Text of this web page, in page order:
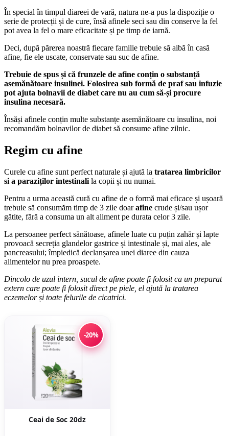
În special în timpul diareei de vară, natura ne-a pus la dispoziție o
serie de protecții și de cure, însă afinele seci sau din conserve la fel
pot avea la fel o mare eficacitate și pe timp de iarnă.
Deci, după părerea noastră fiecare familie trebuie să aibă în casă
afine, fie ele uscate, conservate sau suc de afine.
Trebuie de spus și că frunzele de afine conțin o substanță
asemănătoare insulinei. Folosirea sub formă de praf sau infuzie
pot ajuta bolnavii de diabet care nu au cum să-și procure
insulina necesară.
Însăși afinele conțin multe substanțe asemănătoare cu insulina, noi
recomandăm bolnavilor de diabet să consume afine zilnic.
Regim cu afine
Curele cu afine sunt perfect naturale și ajută la tratarea limbricilor
si a paraziților intestinali la copii și nu numai.
Pentru a urma această cură cu afine de o formă mai eficace și ușoară
trebuie să consumăm timp de 3 zile doarafine crude și/sau ușor
gătite, fără a consuma un alt aliment pe durata celor 3 zile.
La persoanee perfect sănătoase, afinele luate cu puțin zahăr și lapte
provoacă secreția glandelor gastrice și intestinale și, mai ales, ale
pancreasului; împiedică declanșarea unei diaree din cauza
alimentelor nu prea proaspete.
Dincolo de uzul intern, sucul de afine poate fi folosit ca un preparat
extern care poate fi folosit direct pe piele, el ajută la tratarea
eczemelor și toate felurile de cicatrici.
-20%
Ceai de Soc 20dz